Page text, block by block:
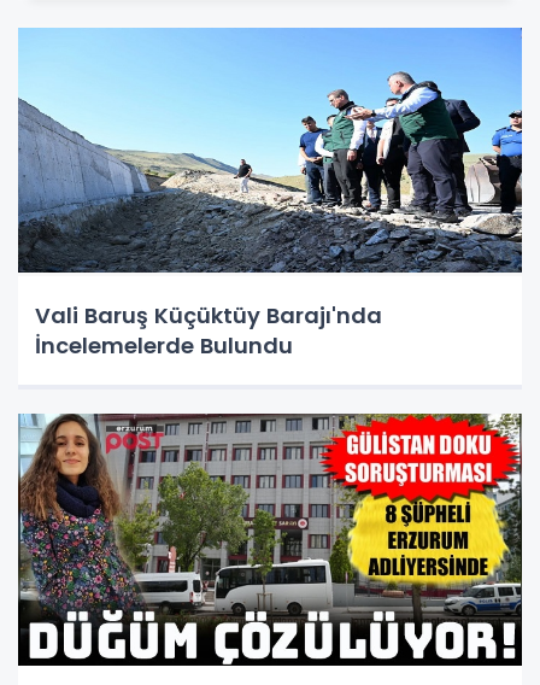
Vali Baruş Küçüktüy Barajı'nda
İncelemelerde Bulundu